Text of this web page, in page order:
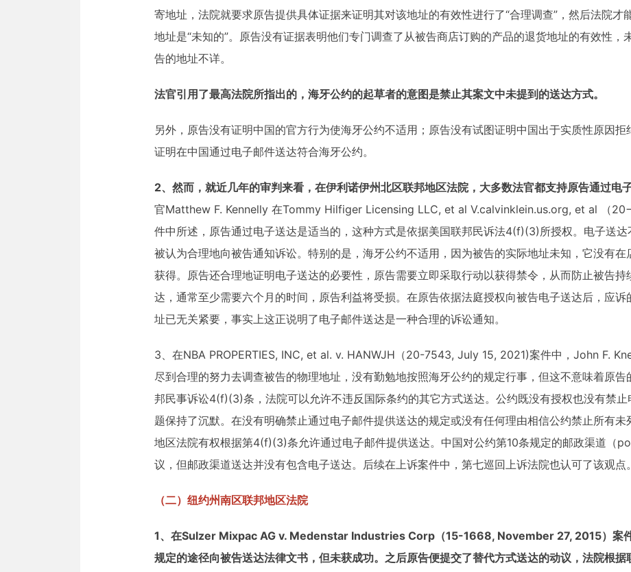
寄地址，法院就要求原告提供具体证据来证明其对该地址的有效性进行了“合理调查”，然后法院才
地址是“未知的”。原告没有证据表明他们专门调查了从被告商店订购的产品的退货地址的有效性，
告的地址不详。
法官引用了最高法院所指出的，海牙公约的起草者的意图是禁止其案文中未提到的送达方式。
另外，原告没有证明中国的官方行为使海牙公约不适用；原告没有试图证明中国出于实质性原因
证明在中国通过电子邮件送达符合海牙公约。
2、然而，就近几年的审判来看，在伊利诺伊州北区联邦地区法院，大多数法官都支持原告通过电
官Matthew F. Kennelly 在Tommy Hilfiger Licensing LLC, et al V.calvinklein.us.org, et al （
件中所述，原告通过电子送达是适当的，这种方式是依据美国联邦民诉法4(f)(3)所授权。电子送达
被认为合理地向被告通知诉讼。特别的是，海牙公约不适用，因为被告的实际地址未知，它没有在
获得。原告还合理地证明电子送达的必要性，原告需要立即采取行动以获得禁令，从而防止被告
达，通常至少需要六个月的时间，原告利益将受损。在原告依据法庭授权向被告电子送达后，应
址已无关紧要，事实上这正说明了电子邮件送达是一种合理的诉讼通知。
3、在NBA PROPERTIES, INC, et al. v. HANWJH（20-7543, July 15, 2021)案件中，John F.
尽到合理的努力去调查被告的物理地址，没有勤勉地按照海牙公约的规定行事，但这不意味着原
邦民事诉讼4(f)(3)条，法院可以允许不违反国际条约的其它方式送达。公约既没有授权也没有禁
题保持了沉默。在没有明确禁止通过电子邮件提供送达的规定或没有任何理由相信公约禁止所有未
地区法院有权根据第4(f)(3)条允许通过电子邮件提供送达。中国对公约第10条规定的邮政渠道（
议，但邮政渠道送达并没有包含电子送达。后续在上诉案件中，第七巡回上诉法院也认可了该观点。
（二）纽约州南区联邦地区法院
1、在Sulzer Mixpac AG v. Medenstar Industries Corp（15-1668, November 27, 2015）案
规定的途径向被告送达法律文书，但未获成功。之后原告便提交了替代方式送达的动议，法院根